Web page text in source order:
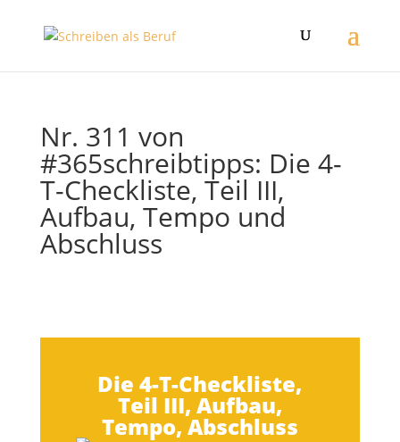
Nr. 311 von
#365schreibtipps: Die 4-
T-Checkliste, Teil III,
Aufbau, Tempo und
Abschluss
Die 4-T-Checkliste,
Teil III, Aufbau,
Tempo, Abschluss